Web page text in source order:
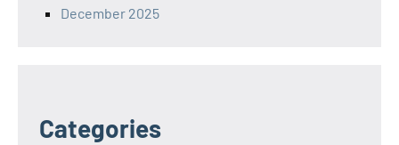
December 2025
Categories